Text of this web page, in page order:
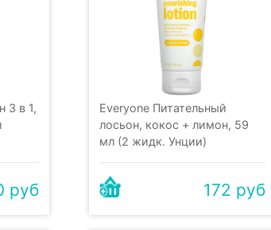
3 в 1,
руб
Everyone Питательный
лосьон, кокос + лимон, 59
мл (2 жидк. Унции)
172 руб